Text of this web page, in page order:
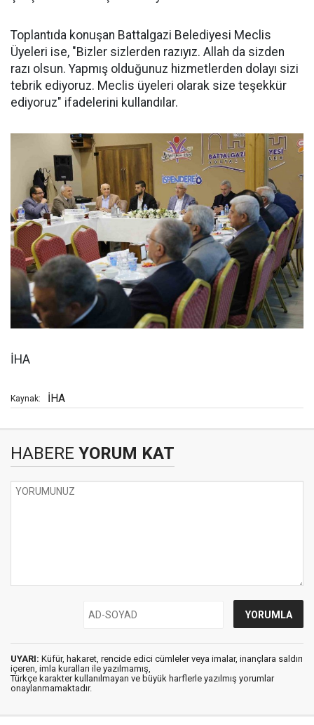
Toplantıda konuşan Battalgazi Belediyesi Meclis
Üyeleri ise, "Bizler sizlerden razıyız. Allah da sizden
razı olsun. Yapmış olduğunuz hizmetlerden dolayı sizi
tebrik ediyoruz. Meclis üyeleri olarak size teşekkür
ediyoruz" ifadelerini kullandılar.
İHA
Kaynak: İHA
HABERE YORUM KAT
UYARI: Küfür, hakaret, rencide edici cümleler veya imalar, inançlara saldırı
içeren, imla kuralları ile yazılmamış,
Türkçe karakter kullanılmayan ve büyük harflerle yazılmış yorumlar
onaylanmamaktadır.